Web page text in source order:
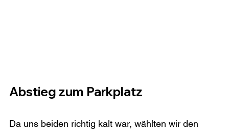
Abstieg zum Parkplatz
Da uns beiden richtig kalt war, wählten wir den